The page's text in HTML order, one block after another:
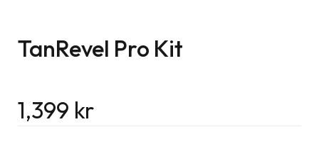
TanRevel Pro Kit
1,399 kr